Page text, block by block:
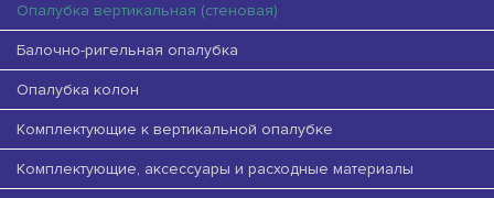
Опалубка вертикальная (стеновая)
Балочно-ригельная опалубка
Опалубка колон
Комплектующие к вертикальной опалубке
Комплектующие, аксессуары и расходные материалы